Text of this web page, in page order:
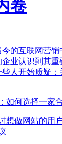
卷
的互联网营
业认识到其
人开始质疑
如何选择一家
想做网站的用